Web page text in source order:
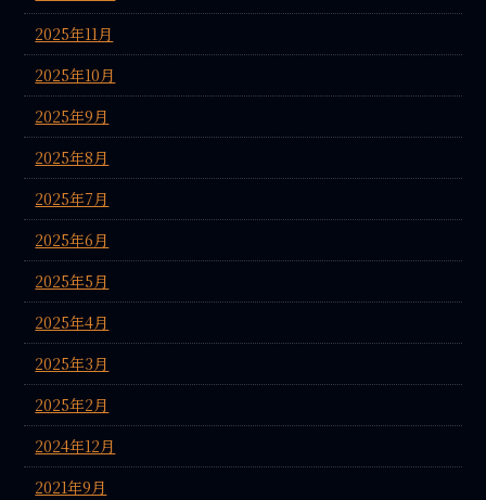
2025年11月
2025年10月
2025年9月
2025年8月
2025年7月
2025年6月
2025年5月
2025年4月
2025年3月
2025年2月
2024年12月
2021年9月